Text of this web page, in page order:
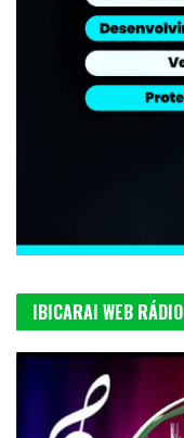
IBICARAI WEB RÁDIO